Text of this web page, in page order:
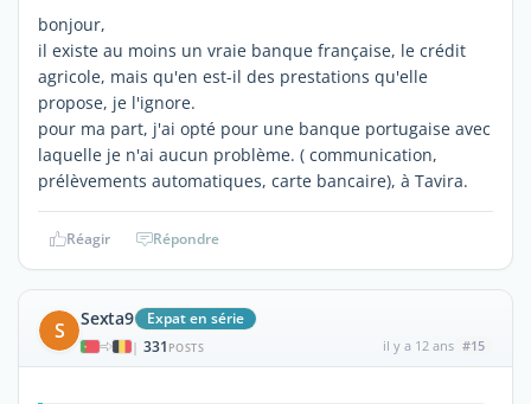
bonjour,
il existe au moins un vraie banque française, le crédit
agricole, mais qu'en est-il des prestations qu'elle
propose, je l'ignore.
pour ma part, j'ai opté pour une banque portugaise avec
laquelle je n'ai aucun problème. ( communication,
prélèvements automatiques, carte bancaire), à Tavira.
Réagir Répondre
S Sexta9 Expat en série
| 331 POSTS il y a 12 ans #15